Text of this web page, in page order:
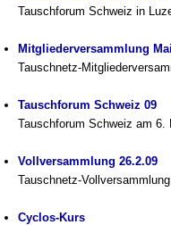
Tauschforum Schweiz in
Mitgliederversammlung
Tauschnetz-
Tauschforum Schweiz 09
Tauschforum Schweiz am 6.
Vollversammlung 26.2.09
Tauschnetz-
Cyclos-Kurs